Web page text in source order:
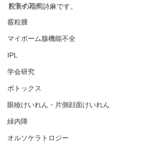
ドライアイ
霰粒腫
マイボーム腺機能不全
IPL
学会研究
ボトックス
眼瞼けいれん・片側顔面けいれん
緑内障
オルソケラトロジー
院長の福岡詩麻です。